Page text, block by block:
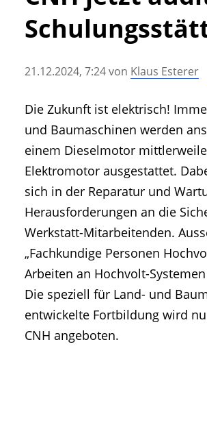
• Geschichte und Geschichten
• Messen und
• Agritechnica Neuheiten
21.12.2024, 7:24von Klaus Esterer
Die Zukunft ist elektrisch!
und Baumaschinen werden
einem Dieselmotor
Elektromotor ausgestattet.
sich in der Reparatur und
Herausforderungen an die
Werkstatt-Mitarbeitenden.
„Fachkundige Personen
Arbeiten an Hochvolt-
Die speziell für Land- und
entwickelte Fortbildung wird
CNH angeboten.